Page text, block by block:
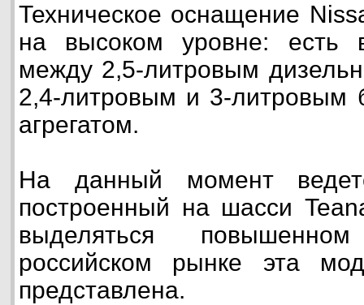
Техническое оснащение
на высоком уровне: есть
между 2,5-литровым
2,4-литровым и 3-литровым
агрегатом.
На данный момент
построенный на шасси
выделяться
российском рынке эта
представлена.